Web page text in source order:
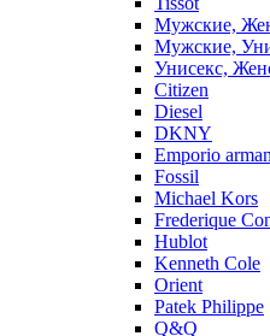
Мужские,
Мужские,
Унисекс,
Citizen
Diesel
DKNY
Emporio
Fossil
Michael Kors
Frederique
Hublot
Kenneth Cole
Orient
Patek Philippe
Q&Q